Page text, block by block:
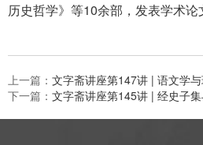
历史哲学》等10余部，发表学术论
上一篇： 文字斋讲座第147讲 | 语文学
下一篇： 文字斋讲座第145讲 | 经史子